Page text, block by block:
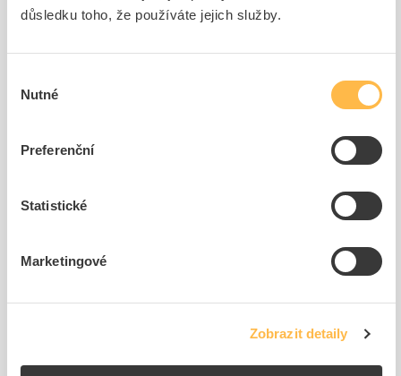
důsledku toho, že používáte jejich služby.
souhlasu
Nutné
Preferenční
Statistické
Marketingové
Zobrazit detaily
E-mail:info@wapro.cz
15,88mm (30,5m)